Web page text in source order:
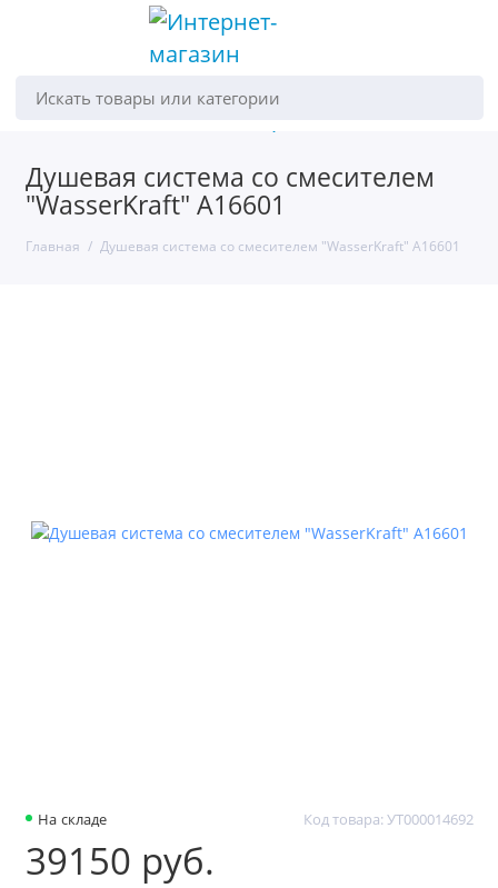
Искать товары или категории
Душевая система со смесителем
"WasserKraft" А16601
Главная Душевая система со смесителем "WasserKraft" А16601
На складе Код товара: УТ000014692
39150 руб.